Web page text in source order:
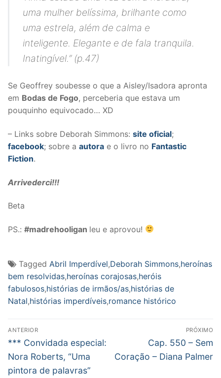
uma mulher belíssima, brilhante como
uma estrela, além de calma e
inteligente. Elegante e de fala tranquila.
Inatingível.” (p.47)
Se Geoffrey soubesse o que a Aisley/Isadora apronta
em Bodas de Fogo, perceberia que estava um
pouquinho equivocado… XD
– Links sobre Deborah Simmons: site oficial;
facebook; sobre a autora e o livro no Fantastic
Fiction.
Arrivederci!!!
Beta
PS.: #madrehooligan leu e aprovou!
Tagged Abril Imperdível,Deborah Simmons,heroínas
bem resolvidas,heroínas corajosas,heróis
fabulosos,histórias de irmãos/as,histórias de
Natal,histórias imperdíveis,romance histórico
Navegação
de
Post
ANTERIOR
Post
anterior:
*** Convidada especial:
Nora Roberts, “Uma
pintora de palavras”
PRÓXIMO
Próximo
post:
Cap. 550 – Sem
Coração – Diana Palmer